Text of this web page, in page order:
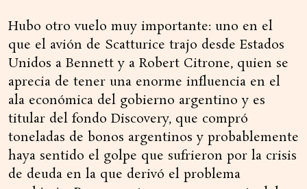
Hubo otro vuelo muy importante: uno en el
que el avión de Scatturice trajo desde Estados
Unidos a Bennett y a Robert Citrone, quien se
aprecia de tener una enorme influencia en el
ala económica del gobierno argentino y es
titular del fondo Discovery, que compró
toneladas de bonos argentinos y probablemente
haya sentido el golpe que sufrieron por la crisis
de deuda en la que derivó el problema